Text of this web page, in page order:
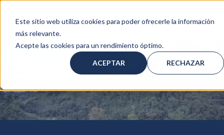
Este sitio web utiliza cookies para poder ofrecerle la información
más relevante.
Acepte las cookies para un rendimiento óptimo.
ACEPTAR RECHAZAR